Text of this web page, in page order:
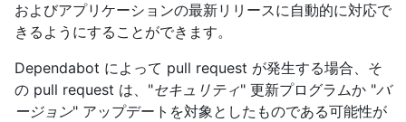
およびアプリケーションの最新リリースに自動的に対応で
きるようにすることができます。
Dependabot によって pull request が発生する場合、そ
の pull request は、"セキュリティ" 更新プログラムか "バ
ージョン" アップデートを対象としたものである可能性が